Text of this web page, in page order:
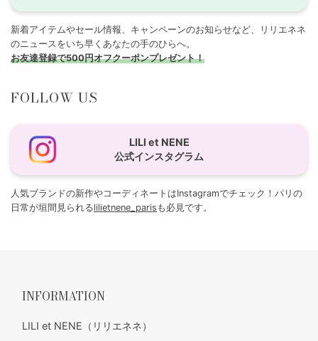
新着アイテムやセール情報、キャンペーンのお知らせなど、リリエネネ
のニュースをいち早くあなたの手のひらへ。
お友達登録で500円オフクーポンプレゼント！
FOLLOW US
LILI et NENE
公式インスタグラム
人気ブランドの新作やコーディネートはInstagramでチェック！パリの
日常が垣間見られるlilietnene_paris も必見です。
INFORMATION
LILI et NENE（リリエネネ）